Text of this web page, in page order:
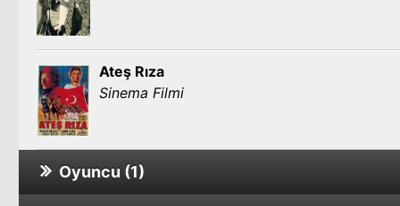
Ateş Rıza
Sinema Filmi
Oyuncu (1)